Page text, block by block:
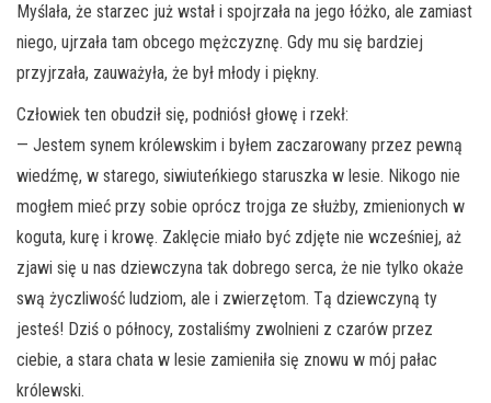
Myślała, że starzec już wstał i spojrzała na jego łóżko, ale zamiast
niego, ujrzała tam obcego mężczyznę. Gdy mu się bardziej
przyjrzała, zauważyła, że był młody i piękny.
Człowiek ten obudził się, podniósł głowę i rzekł:
— Jestem synem królewskim i byłem zaczarowany przez pewną
wiedźmę, w starego, siwiuteńkiego staruszka w lesie. Nikogo nie
mogłem mieć przy sobie oprócz trojga ze służby, zmienionych w
koguta, kurę i krowę. Zaklęcie miało być zdjęte nie wcześniej, aż
zjawi się u nas dziewczyna tak dobrego serca, że nie tylko okaże
swą życzliwość ludziom, ale i zwierzętom. Tą dziewczyną ty
jesteś! Dziś o północy, zostaliśmy zwolnieni z czarów przez
ciebie, a stara chata w lesie zamieniła się znowu w mój pałac
królewski.